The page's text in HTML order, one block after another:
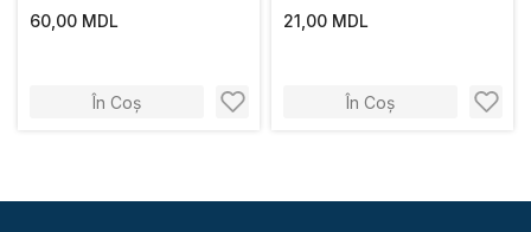
60,00 MDL
În Coș
21,00 MDL
În Coș